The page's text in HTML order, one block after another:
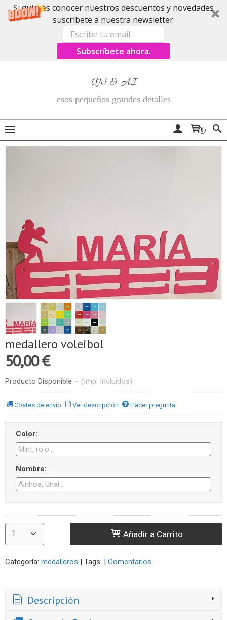
Si quieres conocer nuestros descuentos y novedades
suscríbete a nuestra newsletter.
Subscríbete ahora.
UN & AI
esos pequeños grandes detalles
0
medallero voleibol
50,00 €
Producto Disponible - (Imp. Incluidos)
Costes de envío Ver descripción Hacer pregunta
Color:
Nombre:
Añadir a Carrito
Categoría: medalleros | Tags: | Comentarios
Descripción